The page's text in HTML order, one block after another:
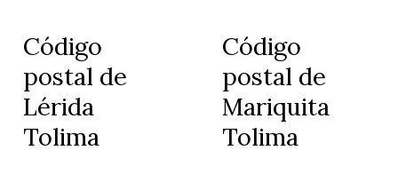
Código
postal de
Lérida
Tolima
Código
postal de
Mariquita
Tolima